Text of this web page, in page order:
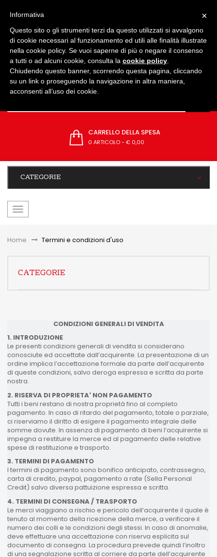
CARRELLO DELLA SPESA
0 ARTICOLO- € 0,00
CATEGORIE
navigazione
Home &gt;Termini e condizioni d'uso
CATEGORIE
CONDIZIONI GENERALI DI VENDITA
1. INTRODUZIONE
Le presenti condizioni generali di vendita si considerano
conosciute ed accettate dall’acquirente. La presentazione di un
ordine implica l’accettazione formale da parte dell’acquirente
di queste condizioni, salvo deroga espressa e scritta da parte
nostra.
2. RISERVA DI PROPRIETA' NON PAGAMENTO
Tutti i beni restano di nostra proprietà fino al completo
pagamento. In caso di ritardo del pagamento, totale o parziale,
ci riserviamo il diritto di esigere il pagamento integrale delle
somme dovute. In assenza di pagamento di beni l’acquirente si
impegna a restituire la merce ed al pagamento delle relative
spese di restituzione e trasporto.
3. TERMINI DI PAGAMENTO
I termini di pagamento sono bonifico anticipato, contrassegno,
carta di credito, paypal, pagamento a rate (Sella Personal
Credit) salvo diversa pattuizione espressa e scritta.
4. TERMINI DI CONSEGNA / TRASPORTO
Le merci viaggiano a rischio e pericolo dell’acquirente il quale è
tenuto al momento della ricezione della merce, a verificare il
numero dei colli e le condizioni degli stessi. In caso di anomalie,
deve effettuare una accettazione con riserva esplicita sul
documento di consegna. La procedura prevede quindi l’inoltro
di una segnalazione scritta al corriere da parte dell’acquirente
×
Informativa
Questo sito o gli strumenti terzi da questo utilizzati si avvalgono
di cookie necessari al funzionamento ed utili alle finalità illustrate
nella cookie policy. Se vuoi saperne di più o negare il consenso
a tutti o ad alcuni cookie, consulta la cookie policy
Chiudendo questo banner, scorrendo questa pagina, cliccando
su un link o proseguendo la navigazione in altra maniera,
acconsenti all’uso dei cookie.